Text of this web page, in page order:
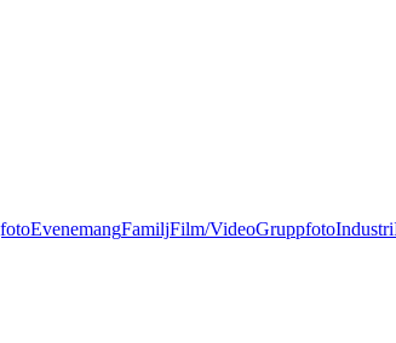
EvenemangFamiljFilm/VideoGruppfotoIndustri